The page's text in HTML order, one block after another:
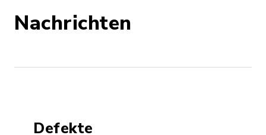
Nachrichten
Defekte